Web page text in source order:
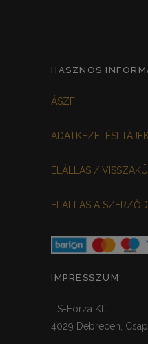
HASZNOS
ÁSZF
ADATKEZELÉSI
ELÁLLÁS /
ELÁLLÁS A
IMPRESSZUM
TS-Forza Kft
4029 Debrecen,